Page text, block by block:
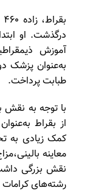
درگذشت. او
آموزش
به‌عنوان پزشک
طبابت پرداخت.
با توجه به نقش
از بقراط
کمک زیادی به
معاینه
نقش بزرگی
رشته‌های